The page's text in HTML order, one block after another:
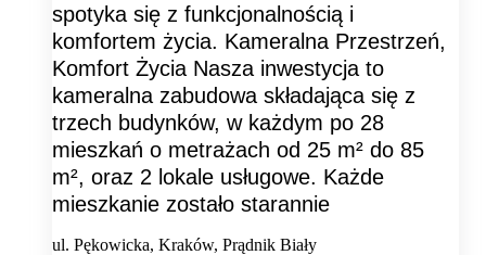
spotyka się z funkcjonalnością i
komfortem życia. Kameralna Przestrzeń,
Komfort Życia Nasza inwestycja to
kameralna zabudowa składająca się z
trzech budynków, w każdym po 28
mieszkań o metrażach od 25 m² do 85
m², oraz 2 lokale usługowe. Każde
mieszkanie zostało starannie
ul. Pękowicka, Kraków, Prądnik Biały